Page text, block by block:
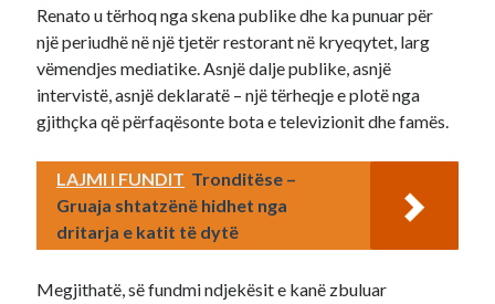
Renato u tërhoq nga skena publike dhe ka punuar për
një periudhë në një tjetër restorant në kryeqytet, larg
vëmendjes mediatike. Asnjë dalje publike, asnjë
intervistë, asnjë deklaratë – një tërheqje e plotë nga
gjithçka që përfaqësonte bota e televizionit dhe famës.
LAJMI I FUNDIT Tronditëse –
Gruaja shtatzënë hidhet nga
dritarja e katit të dytë
Megjithatë, së fundmi ndjekësit e kanë zbuluar